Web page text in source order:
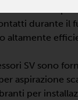
anche
durante il
altamente
SV sono
aspirazione
per